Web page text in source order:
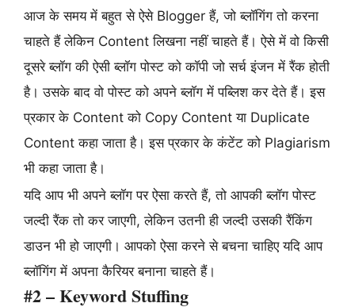
आज के समय में बहुत से ऐसे Blogger हैं, जो ब्लॉगिंग तो करना
चाहते हैं लेकिन Content लिखना नहीं चाहते हैं। ऐसे में वो किसी
दूसरे ब्लॉग की ऐसी ब्लॉग पोस्ट को कॉपी जो सर्च इंजन में रैंक होती
है। उसके बाद वो पोस्ट को अपने ब्लॉग में पब्लिश कर देते हैं। इस
प्रकार के Content को Copy Content या Duplicate
Content कहा जाता है। इस प्रकार के कंटेंट को Plagiarism
भी कहा जाता है।
यदि आप भी अपने ब्लॉग पर ऐसा करते हैं, तो आपकी ब्लॉग पोस्ट
जल्दी रैंक तो कर जाएगी, लेकिन उतनी ही जल्दी उसकी रैंकिंग
डाउन भी हो जाएगी। आपको ऐसा करने से बचना चाहिए यदि आप
ब्लॉगिंग में अपना कैरियर बनाना चाहते हैं।
#2 – Keyword Stuffing